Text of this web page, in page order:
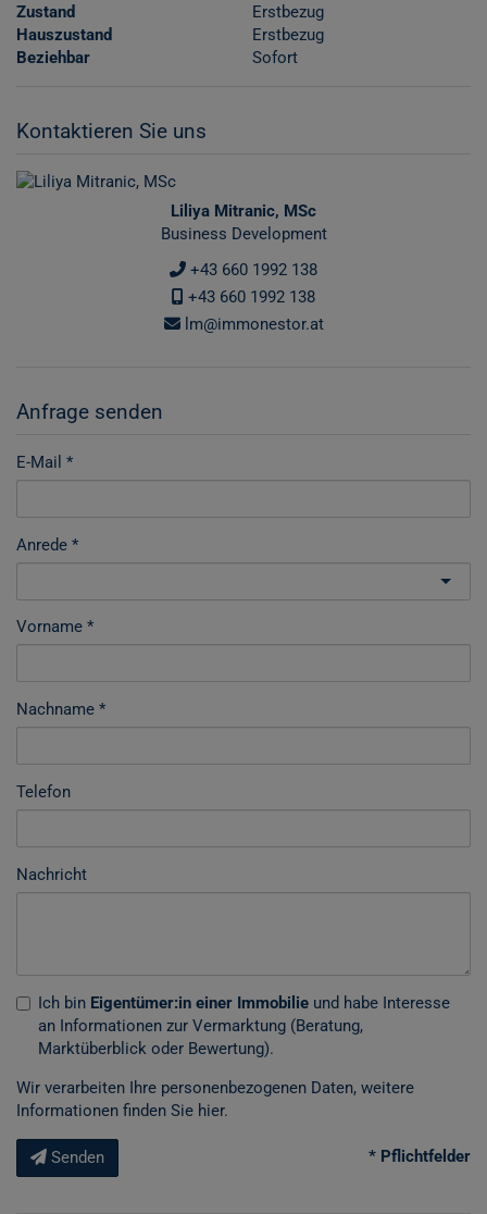
Zustand
Erstbezug
Hauszustand
Erstbezug
Beziehbar
Sofort
Kontaktieren Sie uns
Liliya Mitranic, MSc
Business Development
+43 660 1992 138
+43 660 1992 138
lm@immonestor.at
Anfrage senden
E-Mail
Anrede
Vorname
Nachname
Telefon
Nachricht
Ich bin Eigentümer:in einer Immobilie und habe Interesse
an Informationen zur Vermarktung (Beratung,
Marktüberblick oder Bewertung).
Wir verarbeiten Ihre personenbezogenen Daten, weitere
Informationen finden Sie hier.
Senden * Pflichtfelder